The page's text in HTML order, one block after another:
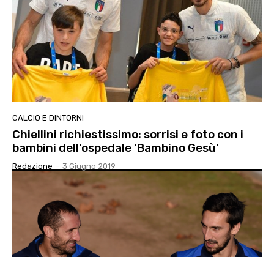
CALCIO E DINTORNI
Chiellini richiestissimo: sorrisi e foto con i
bambini dell’ospedale ‘Bambino Gesù’
Redazione - 3 Giugno 2019